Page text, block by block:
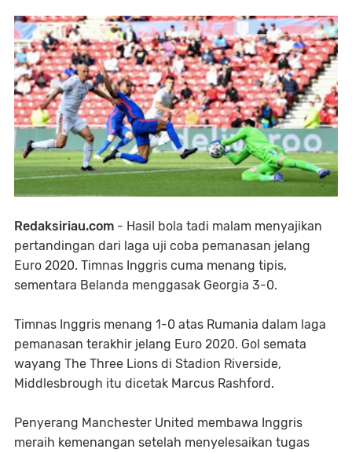
Redaksiriau.com - Hasil bola tadi malam menyajikan
pertandingan dari laga uji coba pemanasan jelang
Euro 2020. Timnas Inggris cuma menang tipis,
sementara Belanda menggasak Georgia 3-0.
Timnas Inggris menang 1-0 atas Rumania dalam laga
pemanasan terakhir jelang Euro 2020. Gol semata
wayang The Three Lions di Stadion Riverside,
Middlesbrough itu dicetak Marcus Rashford.
Penyerang Manchester United membawa Inggris
meraih kemenangan setelah menyelesaikan tugas